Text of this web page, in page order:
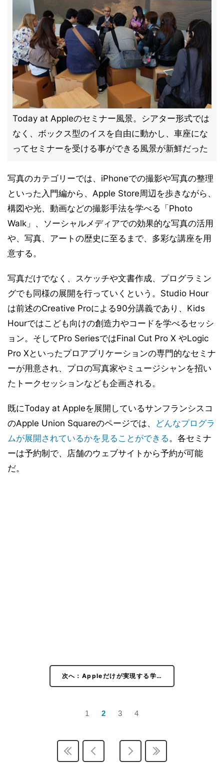
Today at Appleのセミナー風景。シアター形式では
なく、ボックス型のイスを自由に動かし、車座にな
ってセミナーを受ける事ができる風景が新鮮だった
写真のカテゴリーでは、iPhoneでの撮影や写真の整理
といった入門編から、Apple Store周辺を歩きながら、
構図や光、動画などの撮影手法を学べる「Photo
Walk」、ソーシャルメディアでの効果的な写真の活用
や、写真、アートの歴史に至るまで、多彩な講座を用
意する。
写真だけでなく、スケッチや文書作成、プログラミン
グでも同様の展開を行っていくという。Studio Hour
は前述のCreative Proによる90分講義であり、Kids
Hourではこども向けの創造力やコードを学べるセッシ
ョン。そしてPro SeriesではFinal Cut Pro X やLogic
Pro Xといったプロアプリケーションの専門的なセミナ
ーが用意され、プロの写真家やミュージシャンを招い
たトークセッションなども企画される。
既にToday at Appleを展開しているサンフランシスコ
のApple Union Squareのページでは、 どんなプログラ
ムが展開されているかを見ることができる。各セミナ
ーは予約制で、店舗のウェブサイトから予約が可能
だ。
次へ：Appleだけが実現する学…
1 2 3 4